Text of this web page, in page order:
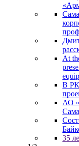
At
В
АО
35